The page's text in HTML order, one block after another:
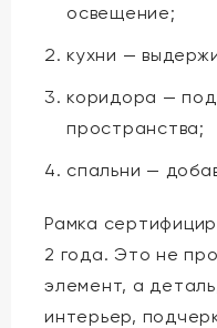
освещение;
кухни —
коридора —
пространства;
спальни —
Рамка
2 года. Это не
элемент, а
интерьер,